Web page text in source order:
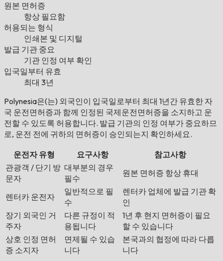
원본 면허증
항상 필요함
허용되는 형식
인쇄본 및 디지털
발급 기관 중요
기관 인정 여부 확인
입국일부터 유효
최대 3년
Polynesia은(는) 외국인이 입국일로부터 최대 1년간 유효한 자
국 운전면허증과 함께 인정된 국제운전면허증을 소지하고 운
전할 수 있도록 허용합니다. 발급 기관의 인정 여부가 중요하므
로, 운전 전에 귀하의 면허증이 승인되는지 확인하세요.
운전자 유형 요구사항
참고사항
관광객 / 단기 방
문자
대부분의 경우
필수
원본 면허증 항상 휴대
렌터카 운전자
일반적으로 필
수
렌터카 업체에 발급 기관 확
인
장기 외국인 거
주자
다른 규정이 적
용됩니다
1년 후 현지 면허증이 필요
할 수 있습니다
상호 인정 면허
증 소지자
면제될 수 있습
니다
본국과의 협정에 따라 다릅
니다